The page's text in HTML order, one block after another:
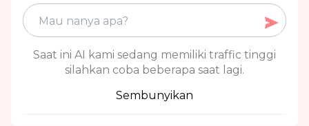
Saat ini AI kami sedang memiliki traffic tinggi
silahkan coba beberapa saat lagi.
Sembunyikan